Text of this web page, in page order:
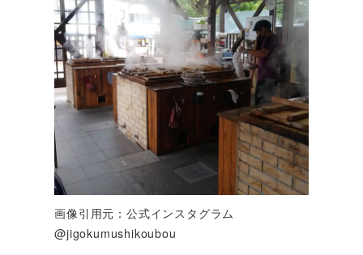
画像引用元：公式インスタグラム
@jigokumushikoubou